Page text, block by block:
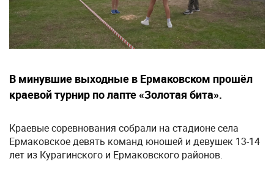
В минувшие выходные в Ермаковском прошёл
краевой турнир по лапте «Золотая бита».
Краевые соревнования собрали на стадионе села
Ермаковское девять команд юношей и девушек 13-14
лет из Курагинского и Ермаковского районов.